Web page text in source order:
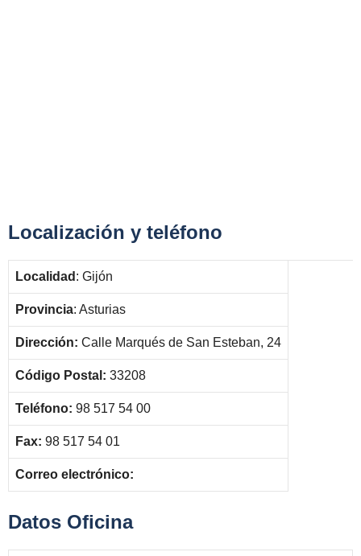
Localización y teléfono
Localidad : Gijón
Provincia: Asturias
Dirección: Calle Marqués de San Esteban, 24
Código Postal: 33208
Teléfono: 98 517 54 00
Fax: 98 517 54 01
Correo electrónico:
Datos Oficina